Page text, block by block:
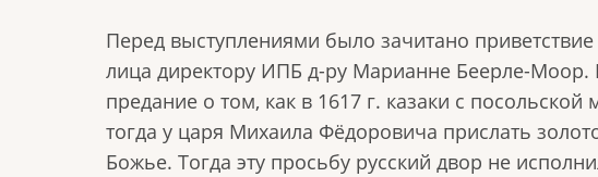
Перед выступлениями было зачитано
лица директору ИПБ д-ру Марианне Беерле-
предание о том, как в 1617 г. казаки с
тогда у царя Михаила Фёдоровича прислать
Божье. Тогда эту просьбу русский двор не